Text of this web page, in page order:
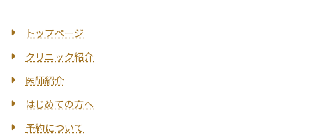
トップページ
クリニック紹介
医師紹介
はじめての方へ
予約について